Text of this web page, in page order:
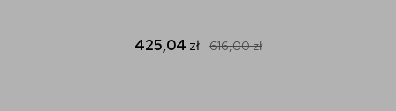
425,04 zł 616,00zł